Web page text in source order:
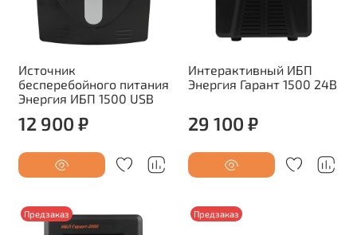
Источник
бесперебойного питания
Энергия ИБП 1500 USB
12 900 ₽
Интерактивный ИБП
Энергия Гарант 1500 24В
29 100 ₽
Предзаказ Предзаказ